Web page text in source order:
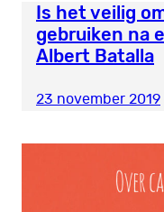
Is het veilig
gebruiken na
Albert Batalla
23 november 2019